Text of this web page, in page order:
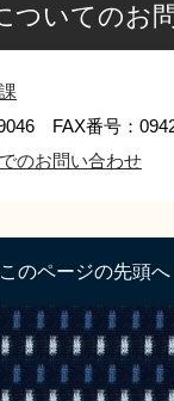
ついてのお
FAX番号：
のお問い合わせ
のページの先頭へ